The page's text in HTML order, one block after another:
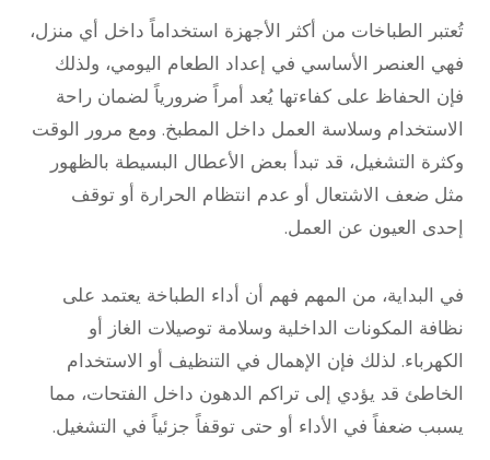
تُعتبر الطباخات من أكثر الأجهزة استخداماً داخل أي منزل،
فهي العنصر الأساسي في إعداد الطعام اليومي، ولذلك
فإن الحفاظ على كفاءتها يُعد أمراً ضرورياً لضمان راحة
الاستخدام وسلاسة العمل داخل المطبخ. ومع مرور الوقت
وكثرة التشغيل، قد تبدأ بعض الأعطال البسيطة بالظهور
مثل ضعف الاشتعال أو عدم انتظام الحرارة أو توقف
إحدى العيون عن العمل.
في البداية، من المهم فهم أن أداء الطباخة يعتمد على
نظافة المكونات الداخلية وسلامة توصيلات الغاز أو
الكهرباء. لذلك فإن الإهمال في التنظيف أو الاستخدام
الخاطئ قد يؤدي إلى تراكم الدهون داخل الفتحات، مما
يسبب ضعفاً في الأداء أو حتى توقفاً جزئياً في التشغيل.